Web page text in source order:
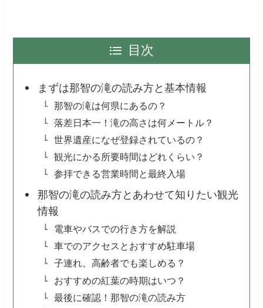
目次
まずは那智の滝の読み方と基本情報
那智の滝は何県にあるの？
落差日本一！滝の高さは何メートル？
世界遺産になぜ登録されているの？
観光にかる所要時間はどれくらい？
参拝できる営業時間と最終入場
那智の滝の読み方とあわせて知りたい観光
情報
電車やバスでの行き方を解説
車でのアクセスとおすすめ駐車場
子連れ、高齢者でも楽しめる？
おすすめの紅葉の時期はいつ？
最後に確認！那智の滝の読み方